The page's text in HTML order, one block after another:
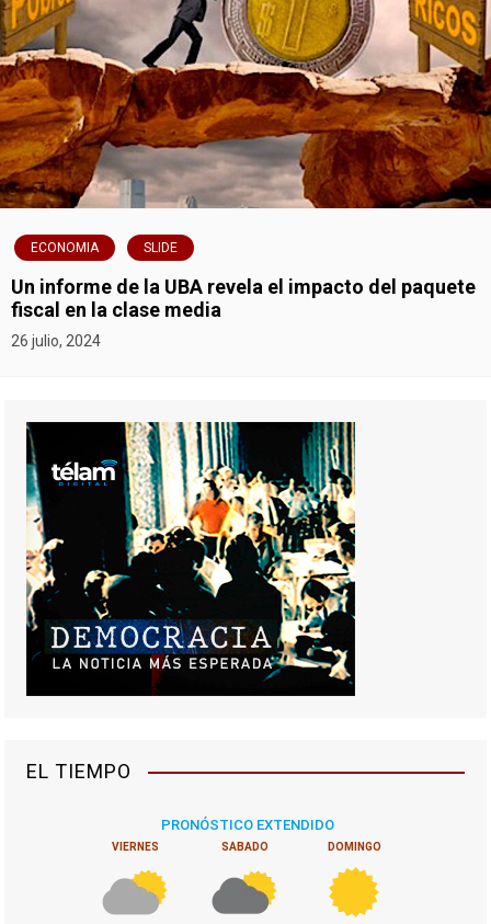
ECONOMIA SLIDE
Un informe de la UBA revela el impacto del paquete
fiscal en la clase media
26 julio, 2024
EL TIEMPO